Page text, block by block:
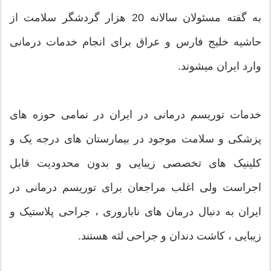
به گفته مسئولان سالانه 20 هزار گردشگر سلامت از
حاشیه خلیج فارس و عراق برای انجام خدمات درمانی
وارد ایران میشوند.
خدمات توریسم درمانی در ایران در تمامی حوزه های
پزشکی و سلامت موجود در بیمارستان های درجه یک و
کلینیک های تخصصی زیبایی و بدون محدودیت قابل
اجراست ولی اغلب مراجعان برای توریسم درمانی در
ایران به دنبال درمان های ناباروری ، جراحی پلاستیک و
زیبایی ، کاشت دندان و جراحی لثه هستند.